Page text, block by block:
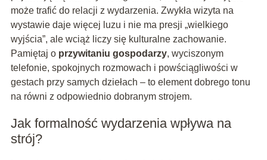
może trafić do relacji z wydarzenia. Zwykła wizyta na
wystawie daje więcej luzu i nie ma presji „wielkiego
wyjścia”, ale wciąż liczy się kulturalne zachowanie.
Pamiętaj o przywitaniu gospodarzy, wyciszonym
telefonie, spokojnych rozmowach i powściągliwości w
gestach przy samych dziełach – to element dobrego tonu
na równi z odpowiednio dobranym strojem.
Jak formalność wydarzenia wpływa na
strój?